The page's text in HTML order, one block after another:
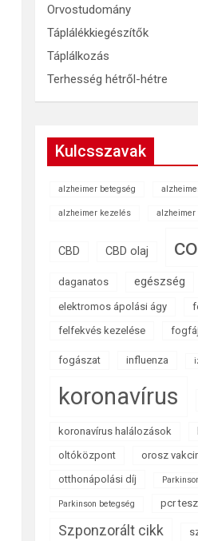
Orvostudomány
Táplálékkiegészítők
Táplálkozás
Terhesség hétről-hétre
Kulcsszavak
alzheimer betegség
alzheimer kezelés alzheimer
CBD CBD olaj
daganatos egészség
elektromos ápolási ágy
felfekvés kezelése
fogászat influenza
koronavírus
koronavírus halálozások
oltóközpont
orosz
otthonápolási díj
Parkinson betegség pcr
Szponzorált cikk